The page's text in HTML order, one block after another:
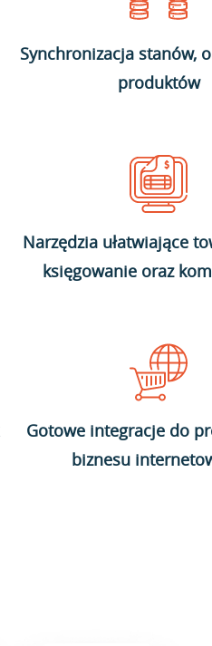
Synchronizacja stanów,
produktów
Narzędzia ułatwiające
księgowanie oraz
Gotowe integracje do
biznesu